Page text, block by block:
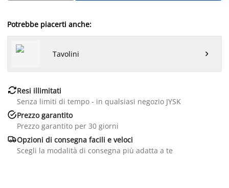
Potrebbe piacerti anche:
Tavolini 
Resi illimitati
Senza limiti di tempo - in qualsiasi negozio JYSK
Prezzo garantito
Prezzo garantito per 30 giorni
Opzioni di consegna facili e veloci
Scegli la modalità di consegna più adatta a te